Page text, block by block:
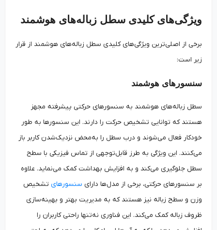
ویژگی‌های کلیدی سطل زباله‌های هوشمند
برخی از اصلی‌ترین ویژگی‌های کلیدی سطل زباله‌های هوشمند از قرار
زیر است:
سنسورهای هوشمند
سطل زباله‌های هوشمند به سنسورهای حرکتی پیشرفته مجهز
هستند که توانایی تشخیص حرکت را دارند. این سنسورها به طور
خودکار فعال می‌شوند و درب سطل را به‌محض نزدیک‌شدن کاربر باز
می‌کنند. این ویژگی به طرز قابل‌توجهی از تماس فیزیکی با سطح
سطل جلوگیری می‌کند و به افزایش بهداشت کمک می‌نماید. علاوه
بر سنسورهای حرکتی، برخی از مدل‌ها دارایسنسورهایتشخیص
وزن و سطح زباله نیز هستند که به مدیریت بهتر و بهینه‌سازی
ظروف زباله کمک می‌کند. این فناوری نه‌تنها راحتی کاربران را